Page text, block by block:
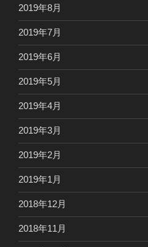
2019年8月
2019年7月
2019年6月
2019年5月
2019年4月
2019年3月
2019年2月
2019年1月
2018年12月
2018年11月